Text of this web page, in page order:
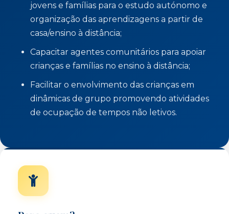
jovens e famílias para o estudo autónomo e
organização das aprendizagens a partir de
casa/ensino à distância;
Capacitar agentes comunitários para apoiar
crianças e famílias no ensino à distância;
Facilitar o envolvimento das crianças em
dinâmicas de grupo promovendo atividades
de ocupação de tempos não letivos.